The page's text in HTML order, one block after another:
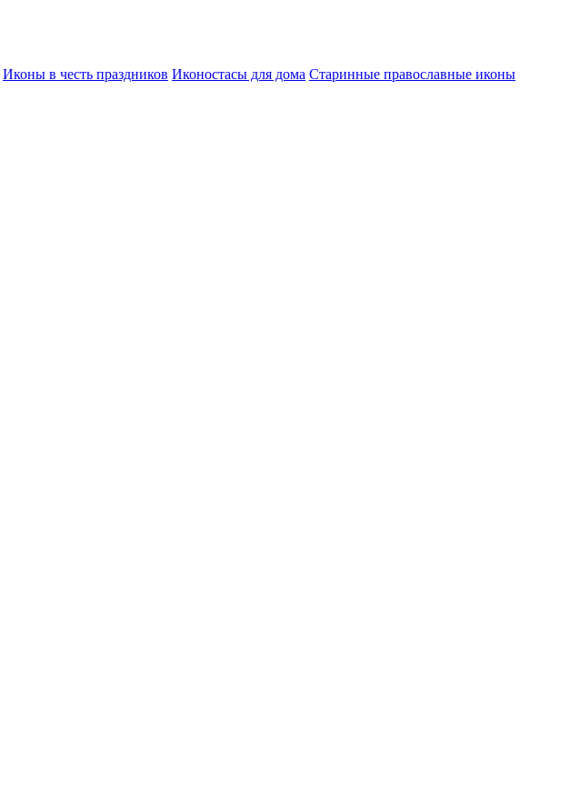
Иконы в честь праздников Иконостасы для дома Старинные православные иконы